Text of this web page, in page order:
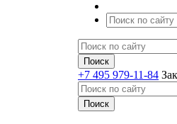
+7 495 979-11-84